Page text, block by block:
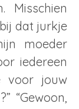
Misschien
dat jurkje
moeder
iedereen
voor jouw
“Gewoon,